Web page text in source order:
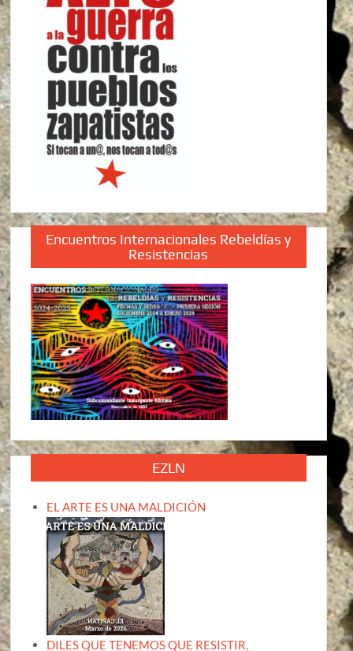
Encuentros Internacionales Rebeldías y
Resistencias
EZLN
EL ARTE ES UNA MALDICIÓN
DILES QUE TENEMOS QUE RESISTIR,